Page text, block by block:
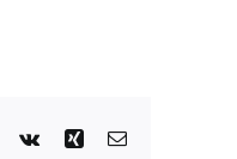
Pinterest
Vk Xing Email